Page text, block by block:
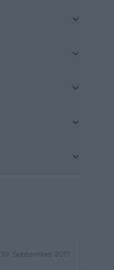
30. September 2017